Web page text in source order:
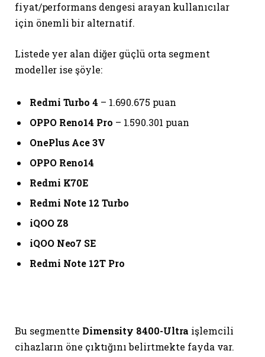
fiyat/performans dengesi arayan kullanıcılar
için önemli bir alternatif.
Listede yer alan diğer güçlü orta segment
modeller ise şöyle:
Redmi Turbo 4 – 1.690.675 puan
OPPO Reno14 Pro – 1.590.301 puan
OnePlus Ace 3V
OPPO Reno14
Redmi K70E
Redmi Note 12 Turbo
iQOO Z8
iQOO Neo7 SE
Redmi Note 12T Pro
Bu segmentte Dimensity 8400-Ultra işlemcili
cihazların öne çıktığını belirtmekte fayda var.